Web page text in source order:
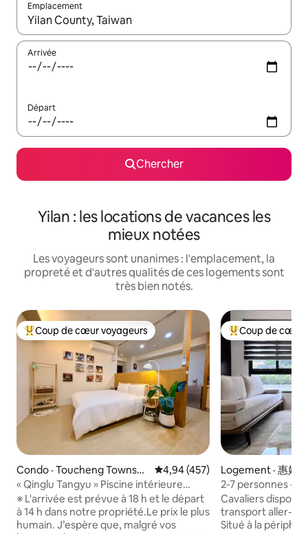
Emplacement
Quand les résultats sont affichés, parcourez-les en utilisant
Arrivée
Départ
Chercher
Yilan : les locations de vacances les
mieux notées
Les voyageurs sont unanimes : l'emplacement, la
propreté et d'autres qualités de ces logements sont
très bien notés.
Coup de cœur voyageurs parmi les plus aimés
Coup de cœur voyageurs
Condo · Toucheng Townshi
p
Note moyenne de 4,94 sur 5,
4,94 (457)
« Qinglu Tangyu » Piscine intérieure
Piscine à débordement sur le toit Vue
nocturne imprenable sur la montagne et
la mer depuis les étages supérieurs
※ L'arrivée est prévue à 18 h et le départ
à 14 h dans notre propriété.Le prix le plus
humain. J’espère que, malgré vos
Coup de cœur
Coup de cœur
Logement · 惠好
2-7 personnes -
(transport de la
de Yilan/Parc
gouvernemental
Cavaliers
transport aller-
Situé à la